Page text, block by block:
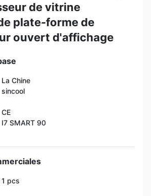
de vitrine
plate-forme de
ouvert d'affichage
La Chine
sincool
CE
I7 SMART 90
1 pcs